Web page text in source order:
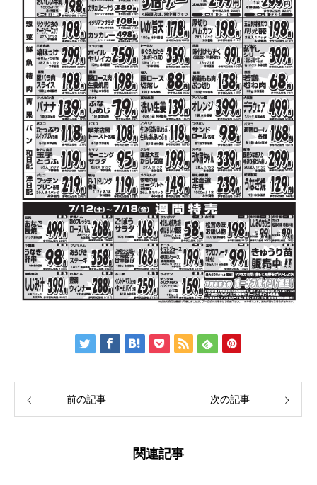
前の記事 次の記事
関連記事